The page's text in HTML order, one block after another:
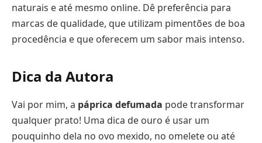
naturais e até mesmo online. Dê preferência para
marcas de qualidade, que utilizam pimentões de boa
procedência e que oferecem um sabor mais intenso.
Dica da Autora
Vai por mim, a páprica defumada pode transformar
qualquer prato! Uma dica de ouro é usar um
pouquinho dela no ovo mexido, no omelete ou até